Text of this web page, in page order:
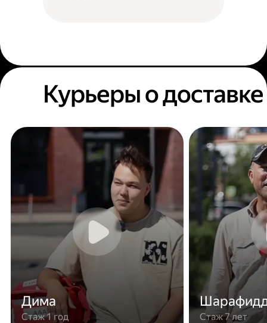
Курьеры о доставке
Дима
Стаж 1 год Стаж 7 лет